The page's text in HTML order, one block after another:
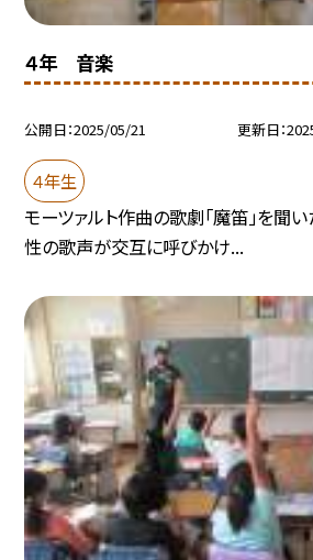
４年 音楽
公開日 2025/05/21 更新日
４年生
モーツァルト作曲の歌劇「魔笛」を聞
性の歌声が交互に呼びかけ...